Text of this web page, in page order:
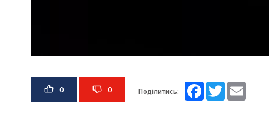
0 0 Поділитись: FacebookTwitter